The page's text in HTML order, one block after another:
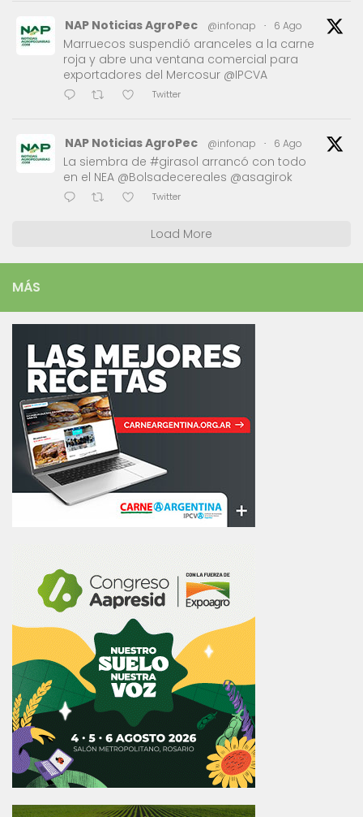
NAP Noticias AgroPec @infonap · 6 Ago
Marruecos suspendió aranceles a la carne
roja y abre una ventana comercial para
exportadores del Mercosur @IPCVA
Twitter
NAP Noticias AgroPec @infonap · 6 Ago
La siembra de #girasol arrancó con todo
en el NEA @Bolsadecereales @asagirok
Twitter
Load More
MÁS